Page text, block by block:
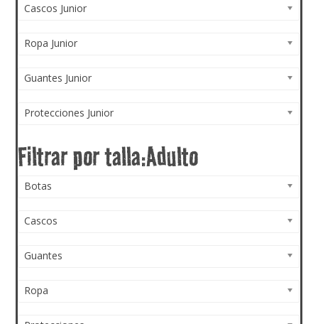
Cascos Junior
Ropa Junior
Guantes Junior
Protecciones Junior
Botas
Cascos
Guantes
Ropa